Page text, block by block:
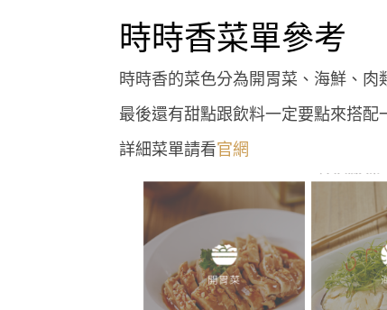
時時香菜單參考
時時香的菜色分為開胃菜、海鮮、
最後還有甜點跟飲料一定要點來搭配
詳細菜單請看官網